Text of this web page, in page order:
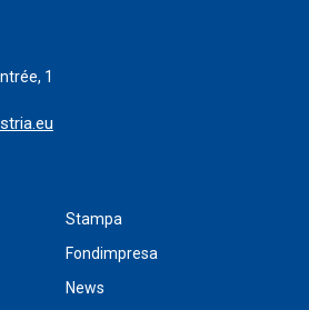
1
Stampa
Fondimpresa
News